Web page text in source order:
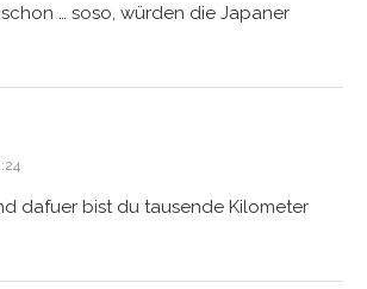
… soso, würden die Japaner
dafuer bist du tausende Kilometer